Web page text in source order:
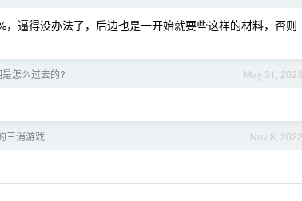
逼得没办法了，后边也是一开始就要些这样的材料，否则
May 31, 2023
怎么过去的?
Nov 8, 2022
三消游戏